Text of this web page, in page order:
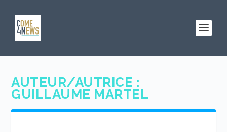
AUTEUR/AUTRICE :
GUILLAUME MARTEL